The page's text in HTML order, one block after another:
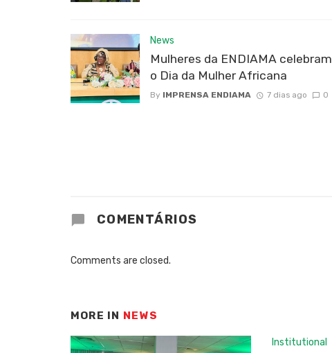
News
Mulheres da ENDIAMA celebram
o Dia da Mulher Africana
By IMPRENSA ENDIAMA 7 dias ago 0
COMENTÁRIOS
Comments are closed.
MORE IN NEWS
Institutional